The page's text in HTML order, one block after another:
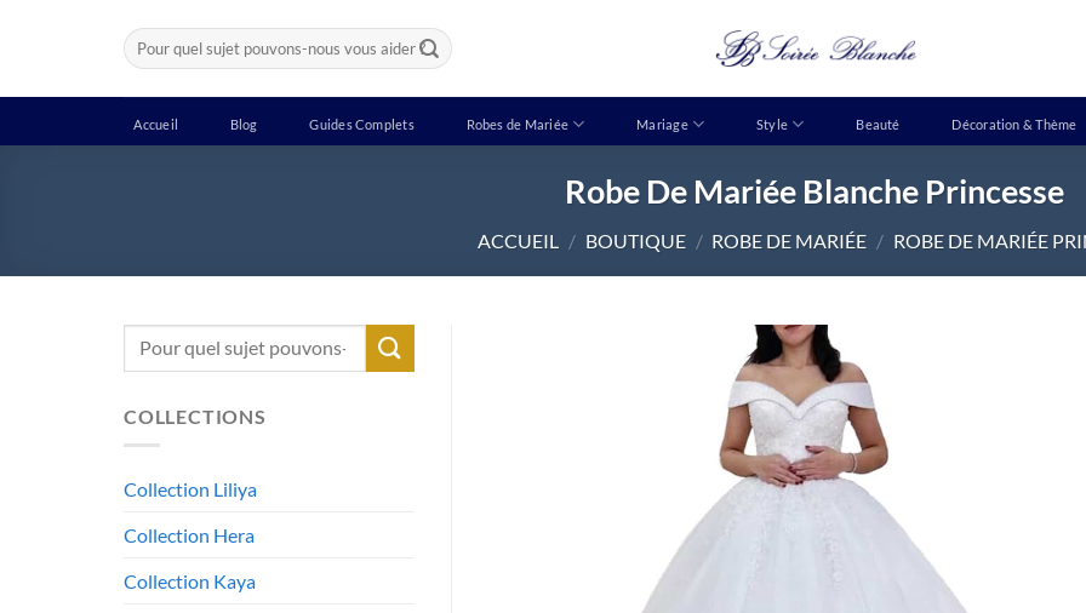
Recherche
pour :
Accueil Blog Guides Complets Robes de Mariée Mariage Style Beauté Décoration & Thème
Robe De Mariée Blanche Princesse
ACCUEIL / BOUTIQUE / ROBE DE MARIÉE / ROBE DE MARIÉE
Recherche
COLLECTIONS
Collection Liliya
Collection Hera
Collection Kaya